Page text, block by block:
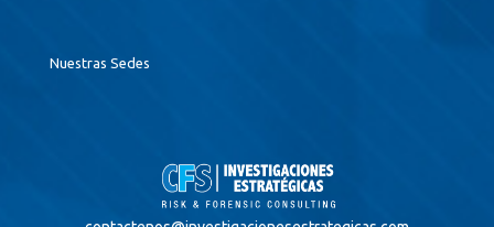
Nuestras Sedes